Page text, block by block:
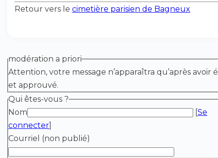
Retour vers le cimetière parisien de Bagneux
modération a priori
Attention, votre message n’apparaîtra qu’après avoir
et approuvé.
Qui êtes-vous ?
Nom
[Se
connecter]
Courriel (non publié)